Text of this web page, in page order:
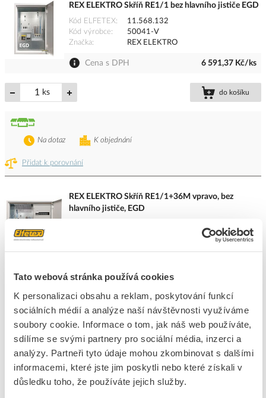
Tato webová stránka používá cookies
K personalizaci obsahu a reklam, poskytování funkcí
sociálních médií a analýze naší návštěvnosti využíváme
soubory cookie. Informace o tom, jak náš web používáte,
sdílíme se svými partnery pro sociální média, inzerci a
analýzy. Partneři tyto údaje mohou zkombinovat s dalšími
informacemi, které jste jim poskytli nebo které získali v
důsledku toho, že používáte jejich služby.
REX ELEKTRO Skříň RE1/1 bez hlavního jističe EGD
Kód ELFETEX
11.568.132
Kód výrobce
50041-V
Značka
REX ELEKTRO
Cena s DPH 6 591,37 Kč/ks
ks do košíku
Přidat k porovnání
K objednání
Na dotaz
REX ELEKTRO Skříň RE1/1+36M vpravo, bez
hlavního jističe, EGD
ks do košíku
Přidat k porovnání
Na dotaz
REX ELEKTRO Skříň RE 1/1 FVE, bez hlavního